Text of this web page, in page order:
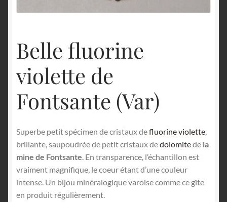
Belle fluorine
violette de
Fontsante (Var)
Superbe petit spécimen de cristaux defluorine violette
brillante, saupoudrée de petit cristaux dedolomitede la
mine de Fontsante . En transparence, l’échantillon est
vraiment magnifique, le coeur étant d’une couleur
intense. Un bijou minéralogique varoise comme ce gîte
en produit régulièrement.